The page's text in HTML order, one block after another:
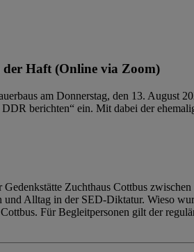
Haft (Online via Zoom)
am Donnerstag, den 13.
berichten“ ein. Mit dabei der
Zuchthaus Cottbus
Alltag in der SED-Diktatur. Wieso
Für Begleitpersonen gilt der